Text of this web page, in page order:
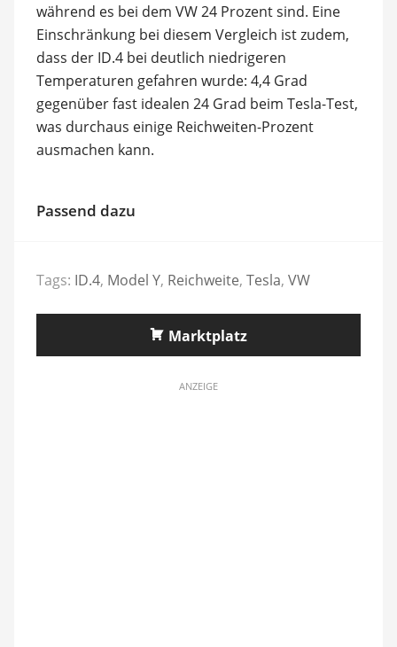
während es bei dem VW 24 Prozent sind. Eine
Einschränkung bei diesem Vergleich ist zudem,
dass der ID.4 bei deutlich niedrigeren
Temperaturen gefahren wurde: 4,4 Grad
gegenüber fast idealen 24 Grad beim Tesla-Test,
was durchaus einige Reichweiten-Prozent
ausmachen kann.
Passend dazu
Tags: ID.4, Model Y, Reichweite, Tesla, VW
Marktplatz
ANZEIGE